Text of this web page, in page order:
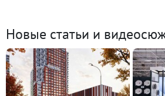
Новые статьи и